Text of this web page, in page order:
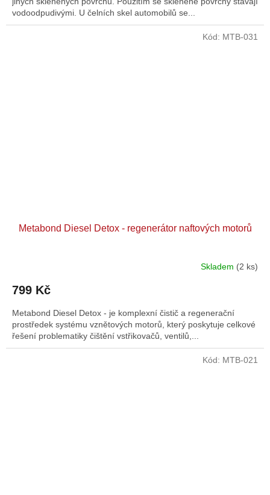
vodoodpudivými. U čelních skel automobilů se...
Metabond Diesel Detox - regenerátor naftových motorů
Skladem (2 ks)
799 Kč
Metabond Diesel Detox - je komplexní čistič a regenerační
prostředek systému vznětových motorů, který poskytuje celkové
řešení problematiky čištění vstřikovačů, ventilů,...
Kód: MTB-031
Kód: MTB-021